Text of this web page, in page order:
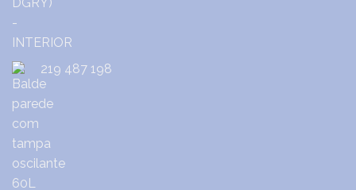
219 487 198